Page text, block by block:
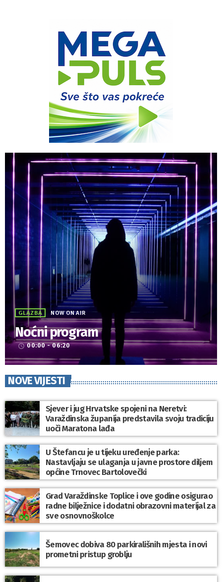
GLAZBA NOW ON AIR
Noćni program
access_time 00:00 - 06:20
NOVE VIJESTI
Sjever i jug Hrvatske spojeni na Neretvi:
Varaždinska županija predstavila svoju tradiciju
uoči Maratona lađa
U Štefancu je u tijeku uređenje parka:
Nastavljaju se ulaganja u javne prostore diljem
općine Trnovec Bartolovečki
Grad Varaždinske Toplice i ove godine osigurao
radne bilježnice i dodatni obrazovni materijal za
sve osnovnoškolce
Šemovec dobiva 80 parkirališnih mjesta i novi
prometni pristup groblju